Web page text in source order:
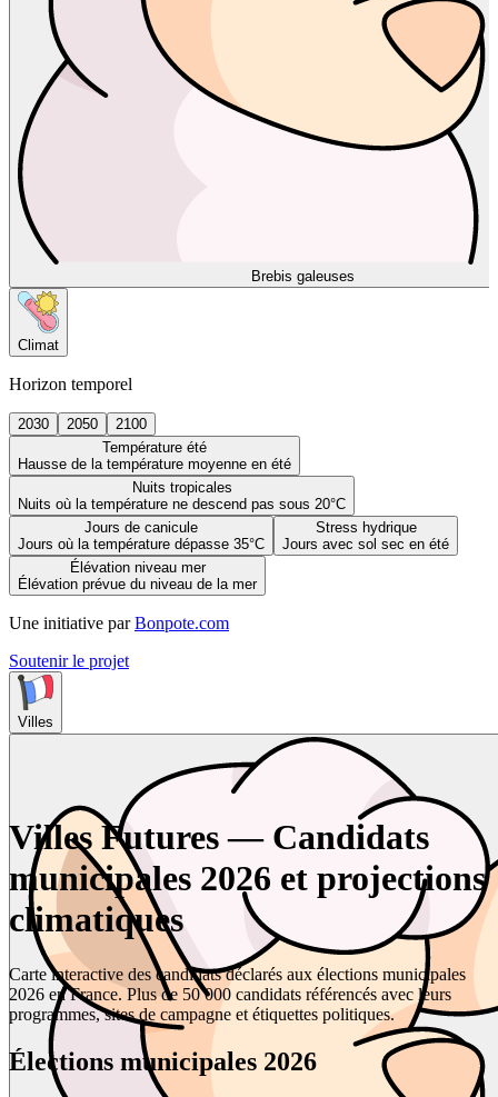
Brebis galeuses
Climat
Horizon temporel
2030 2050
2100
Température été
Hausse de la température moyenne en été
Nuits tropicales
Nuits où la température ne descend pas sous 20°C
Jours de canicule
Jours où la température dépasse 35°C
Stress hydrique
Jours avec sol sec en été
Élévation niveau mer
Élévation prévue du niveau de la mer
Une initiative par Bonpote.com
Soutenir le projet
Villes
Villes Futures — Candidats
municipales 2026 et projections
climatiques
Carte interactive des candidats déclarés aux élections municipales
2026 en France. Plus de 50 000 candidats référencés avec leurs
programmes, sites de campagne et étiquettes politiques.
Élections municipales 2026